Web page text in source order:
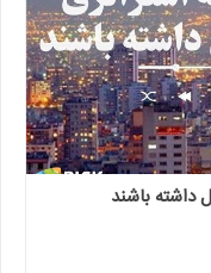
داشته باشند